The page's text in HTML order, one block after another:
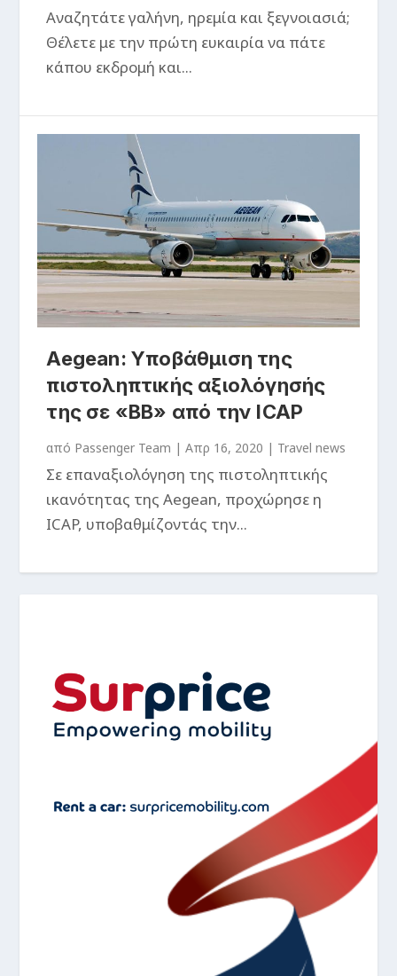
Αναζητάτε γαλήνη, ηρεμία και ξεγνοιασιά;
Θέλετε με την πρώτη ευκαιρία να πάτε
κάπου εκδρομή και...
Aegean: Υποβάθμιση της
πιστοληπτικής αξιολόγησής
της σε «ΒΒ» από την ICAP
από Passenger Team |Απρ 16, 2020 | Travel news
Σε επαναξιολόγηση της πιστοληπτικής
ικανότητας της Aegean, προχώρησε η
ICAP, υποβαθμίζοντάς την...